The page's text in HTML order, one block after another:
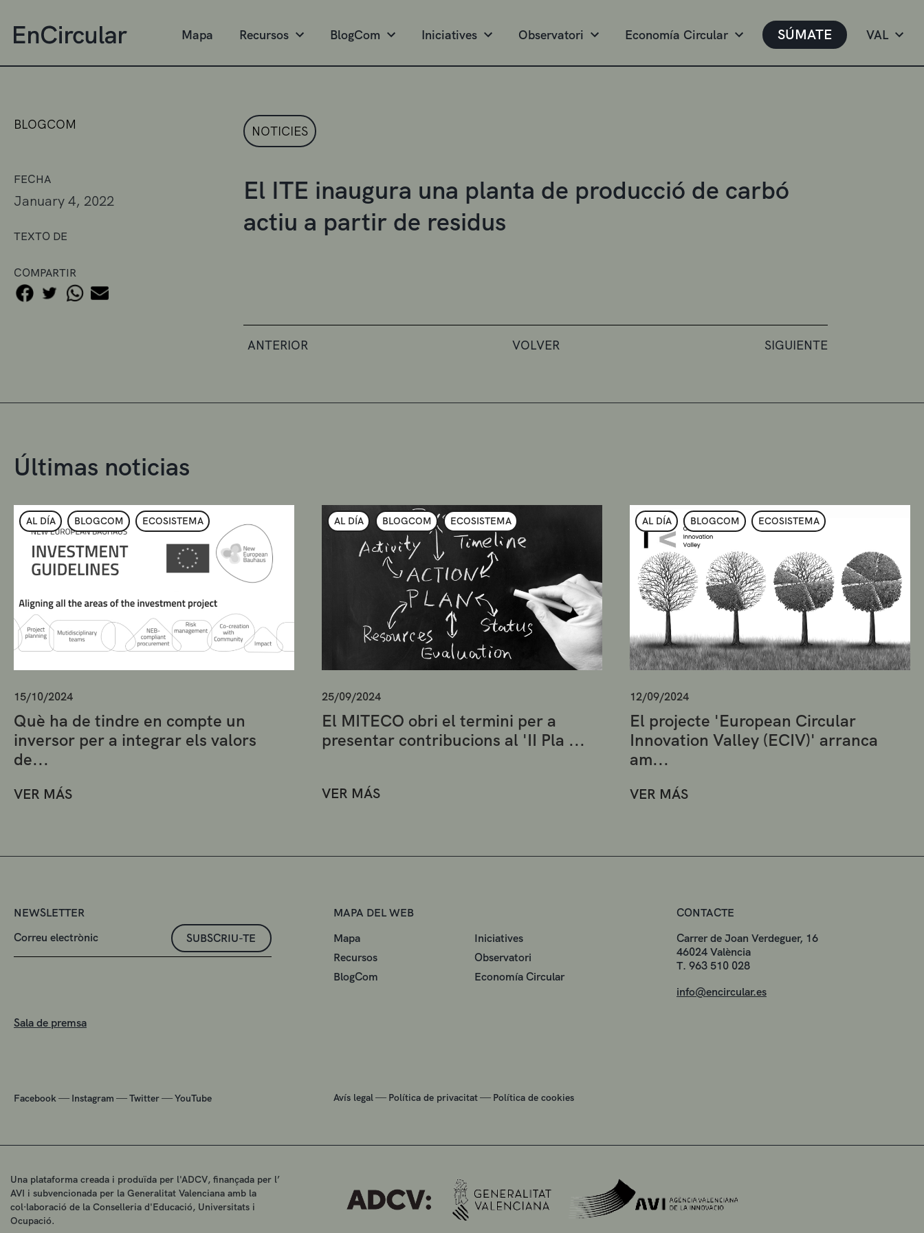
Mapa Recursos BlogCom Iniciatives Observatori Economía Circular SÚMATE VAL
BLOGCOM
FECHA
January 4, 2022
TEXTO DE
COMPARTIR
NOTICIES
El ITE inaugura una planta de producció de carbó
actiu a partir de residus
ANTERIOR VOLVER SIGUIENTE
Últimas noticias
AL DÍA BLOGCOM ECOSISTEMA
15/10/2024
Què ha de tindre en compte un
inversor per a integrar els valors
de...
VER MÁS
AL DÍA BLOGCOM ECOSISTEMA
25/09/2024
El MITECO obri el termini per a
presentar contribucions al 'II Pla ...
VER MÁS
AL DÍA BLOGCOM ECOSISTEMA
12/09/2024
El projecte 'European Circular
Innovation Valley (ECIV)' arranca
am...
VER MÁS
NEWSLETTER
SUBSCRIU-TE
Sala de premsa
Facebook — Instagram —Twitter—YouTube
MAPA DEL WEB
Mapa
Iniciatives
Recursos
Observatori
BlogCom
Economía Circular
Avís legal — Política de privacitat— Política de cookies
CONTACTE
Carrer de Joan Verdeguer, 16
46024 València
T. 963 510 028
info@encircular.es
Una plataforma creada i produïda per l'ADCV, finançada per l’
AVI i subvencionada per la Generalitat Valenciana amb la
col·laboració de la Conselleria d'Educació, Universitats i
Ocupació.